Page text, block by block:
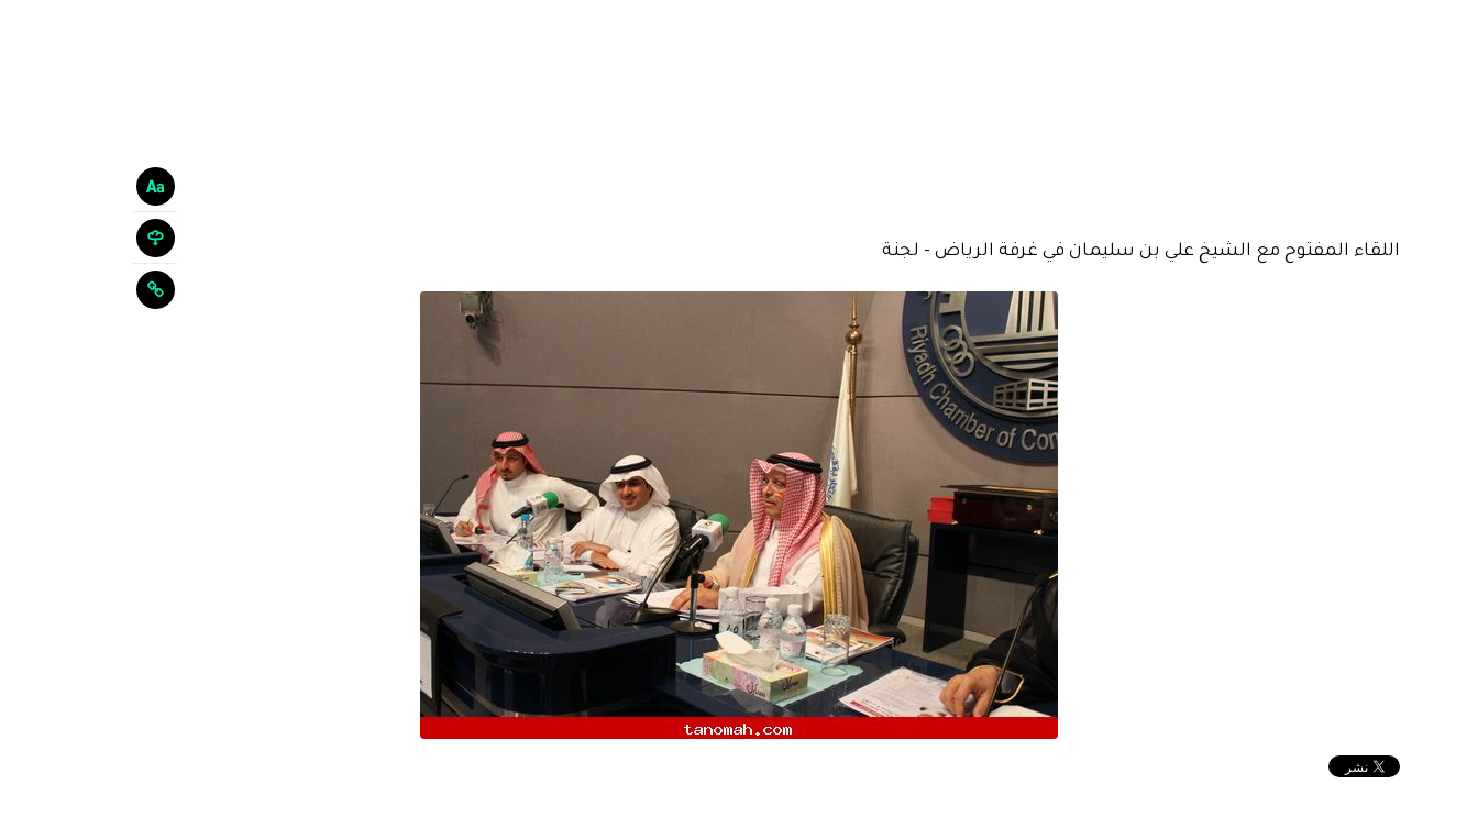
اللقاء المفتوح مع الشيخ علي بن سليمان في غرفة الرياض - لجنة